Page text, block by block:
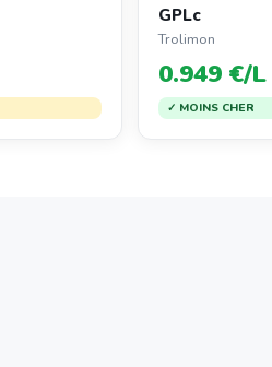
GPLc
Trolimon
0.949 €/L
✓ MOINS CHER